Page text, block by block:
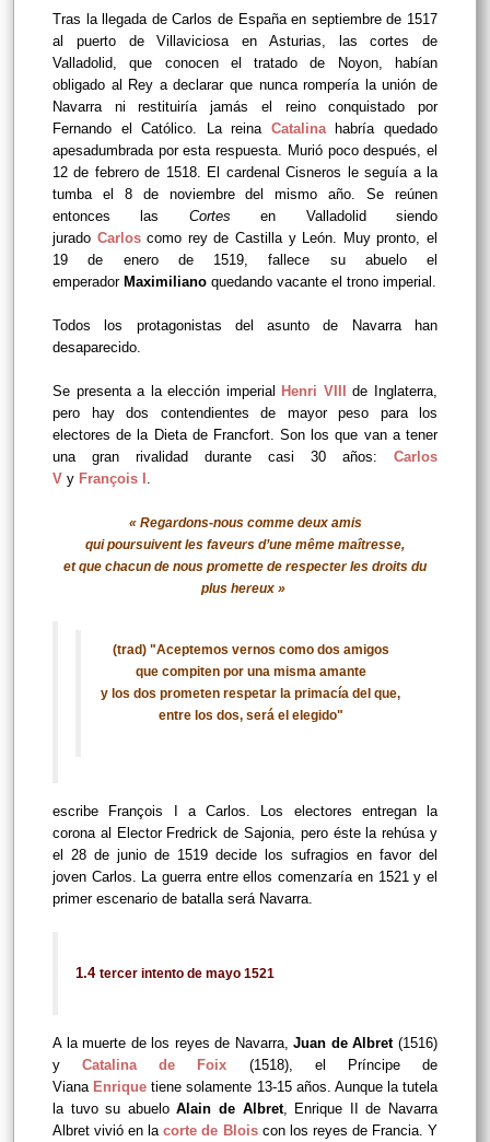
Tras la llegada de Carlos de España en septiembre de 1517
al puerto de Villaviciosa en Asturias, las cortes de
Valladolid, que conocen el tratado de Noyon, habían
obligado al Rey a declarar que nunca rompería la unión de
Navarra ni restituiría jamás el reino conquistado por
Fernando el Católico. La reina Catalina habría quedado
apesadumbrada por esta respuesta. Murió poco después, el
12 de febrero de 1518. El cardenal Cisneros le seguía a la
tumba el 8 de noviembre del mismo año. Se reúnen
entonces las Cortes en Valladolid siendo
jurado Carlos como rey de Castilla y León. Muy pronto, el
19 de enero de 1519, fallece su abuelo el
emperador Maximiliano quedando vacante el trono imperial.
Todos los protagonistas del asunto de Navarra han
desaparecido.
Se presenta a la elección imperial Henri VIII de Inglaterra,
pero hay dos contendientes de mayor peso para los
electores de la Dieta de Francfort. Son los que van a tener
una gran rivalidad durante casi 30 años: Carlos
V y François I
« Regardons-nous comme deux amis
qui poursuivent les faveurs d’une même maîtresse,
et que chacun de nous promette de respecter les droits du
plus hereux »
(trad) "Aceptemos vernos como dos amigos
que compiten por una misma amante
y los dos prometen respetar la primacía del que,
entre los dos, será el elegido"
escribe François I a Carlos. Los electores entregan la
corona al Elector Fredrick de Sajonia, pero éste la rehúsa y
el 28 de junio de 1519 decide los sufragios en favor del
joven Carlos. La guerra entre ellos comenzaría en 1521 y el
primer escenario de batalla será Navarra.
1.4 tercer intento de mayo 1521
A la muerte de los reyes de Navarra,Juan de Albret(1516)
yCatalina de Foix (1518), el Príncipe de
Viana Enriquetiene solamente 13-15 años. Aunque la tutela
la tuvo su abueloAlain de Albret, Enrique II de Navarra
Albret vivió en lacorte de Blois con los reyes de Francia. Y